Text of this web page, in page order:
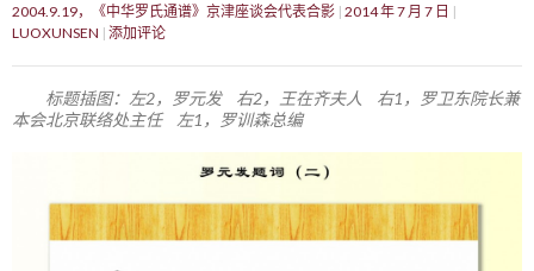
2004.9.19，《中华罗氏通谱》京津座谈会代表合影 2014 年 7 月 7 日
LUOXUNSEN 添加评论
标题插图：左2，罗元发 右2，王在齐夫人 右1，罗卫东院长兼
本会北京联络处主任 左1，罗训森总编